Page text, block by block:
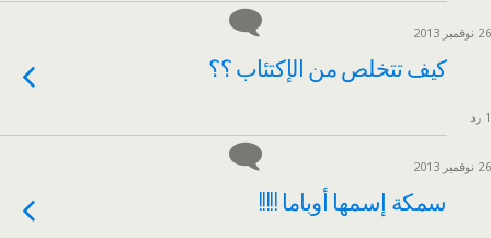
26 نوفمبر 2013
كيف تتخلص من الإكتئاب ؟؟
1 رد
26 نوفمبر 2013
سمكة إسمها أوباما !!!!!